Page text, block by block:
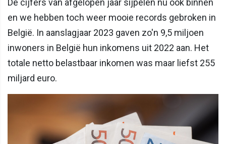
en we hebben toch weer mooie records gebroken in
België. In aanslagjaar 2023 gaven zo'n 9,5 miljoen
inwoners in België hun inkomens uit 2022 aan. Het
totale netto belastbaar inkomen was maar liefst 255
miljard euro.